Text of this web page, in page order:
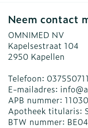
Neem contact
OMNIMED NV
Kapelsestraat 104
2950 Kapellen
Telefoon: 037550711
E-mailadres: info@
APB nummer:
Apotheek titularis:
BTW nummer: